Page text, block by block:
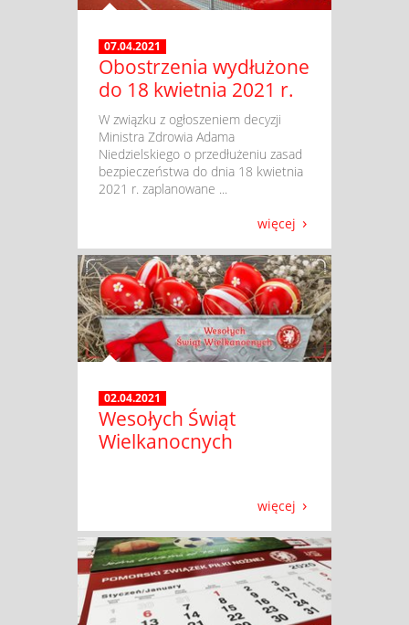
07.04.2021
Obostrzenia wydłużone
do 18 kwietnia 2021 r.
​ W związku z ogłoszeniem decyzji
Ministra Zdrowia Adama
Niedzielskiego o przedłużeniu zasad
bezpieczeństwa do dnia 18 kwietnia
2021 r. zaplanowane ...
więcej
02.04.2021
Wesołych Świąt
Wielkanocnych
więcej